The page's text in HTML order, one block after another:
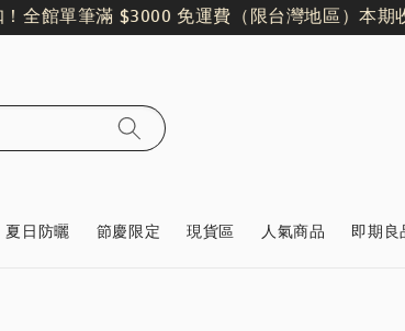
館單筆滿 $3000 免運費（限台灣地區）本期收
夏日防曬 節慶限定 現貨區 人氣商品 即期良